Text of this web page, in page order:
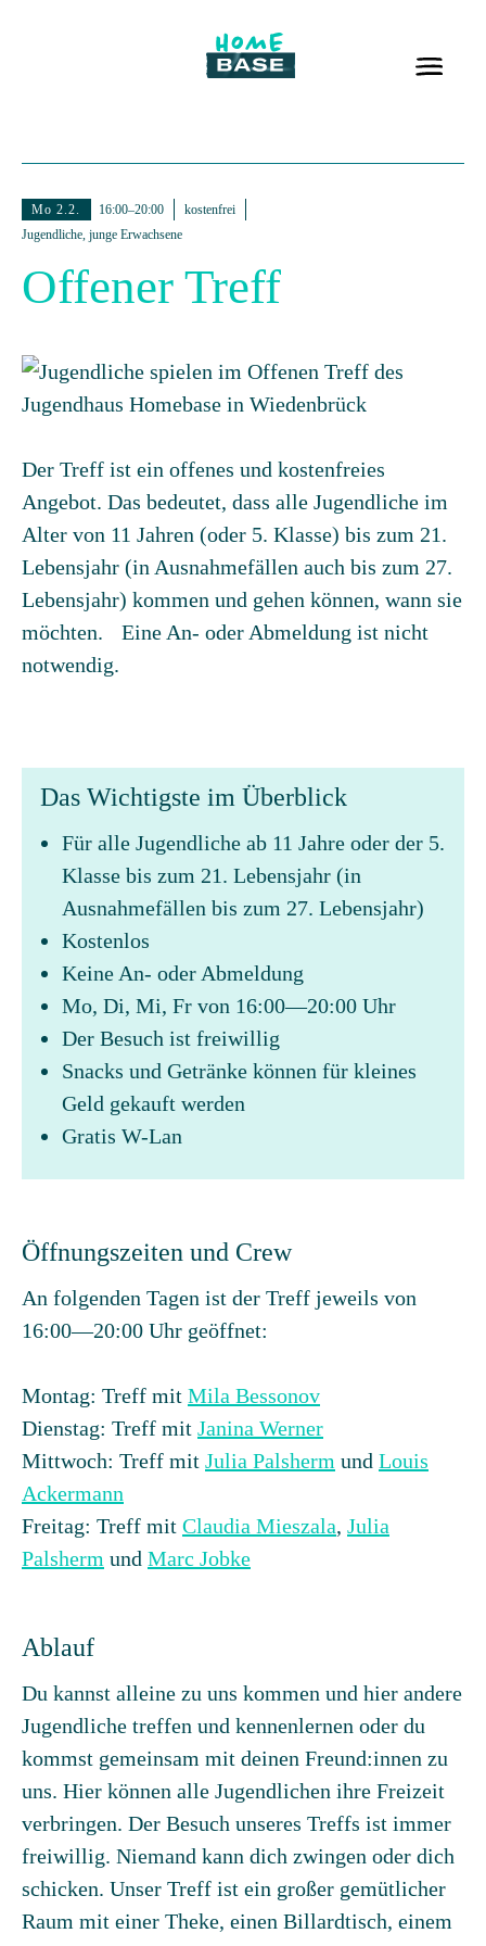
Mo 2.2. 16:00–20:00
kostenfrei
Jugendliche, junge Erwachsene
Offener Treff
Der Treff ist ein offenes und kostenfreies
Angebot. Das bedeutet, dass alle Jugendliche im
Alter von 11 Jahren (oder 5. Klasse) bis zum 21.
Lebensjahr (in Ausnahmefällen auch bis zum 27.
Lebensjahr) kommen und gehen können, wann sie
möchten. Eine An- oder Abmeldung ist nicht
notwendig.
Das Wichtigste im Überblick
Für alle Jugendliche ab 11 Jahre oder der 5.
Klasse bis zum 21. Lebensjahr (in
Ausnahmefällen bis zum 27. Lebensjahr)
Kostenlos
Keine An- oder Abmeldung
Mo, Di, Mi, Fr von 16:00—20:00 Uhr
Der Besuch ist freiwillig
Snacks und Getränke können für kleines
Geld gekauft werden
Gratis W-Lan
Öffnungszeiten und Crew
An folgenden Tagen ist der Treff jeweils von
16:00—20:00 Uhr geöffnet:
Montag: Treff mit Mila Bessonov
Dienstag: Treff mit Janina Werner
Mittwoch: Treff mit Julia Palsherm und Louis
Ackermann
Freitag: Treff mit Claudia Mieszala, Julia
Palsherm und Marc Jobke
Ablauf
Du kannst alleine zu uns kommen und hier andere
Jugendliche treffen und kennenlernen oder du
kommst gemeinsam mit deinen Freund:innen zu
uns. Hier können alle Jugendlichen ihre Freizeit
verbringen. Der Besuch unseres Treffs ist immer
freiwillig. Niemand kann dich zwingen oder dich
schicken. Unser Treff ist ein großer gemütlicher
Raum mit einer Theke, einen Billardtisch, einem